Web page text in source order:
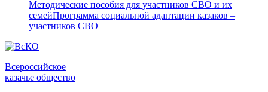
Методические пособия для участников СВО и их
семейПрограмма социальной адаптации казаков –
участников СВО
Всероссийское
казачье общество